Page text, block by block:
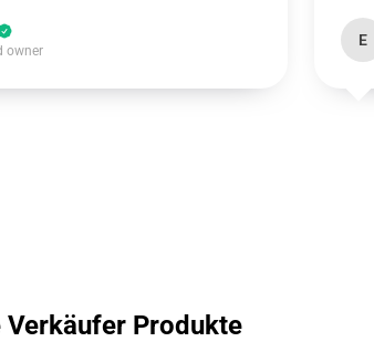
owner
E
Verkäufer Produkte